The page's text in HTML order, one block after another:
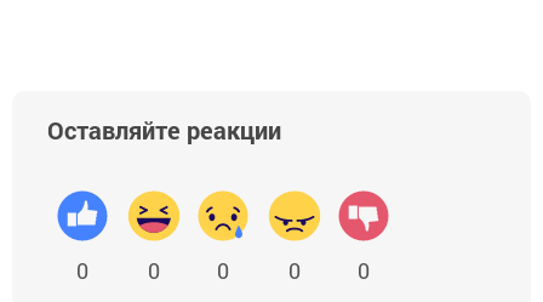
Оставляйте реакции
0 0 0 0 0